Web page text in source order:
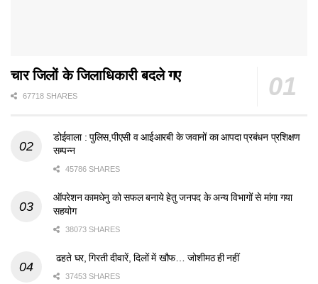
चार जिलों के जिलाधिकारी बदले गए
67718 SHARES
डोईवाला : पुलिस,पीएसी व आईआरबी के जवानों का आपदा प्रबंधन प्रशिक्षण
सम्पन्न
45786 SHARES
ऑपरेशन कामधेनु को सफल बनाये हेतु जनपद के अन्य विभागों से मांगा गया
सहयोग
38073 SHARES
ढहते घर, गिरती दीवारें, दिलों में खौफ… जोशीमठ ही नहीं
37453 SHARES